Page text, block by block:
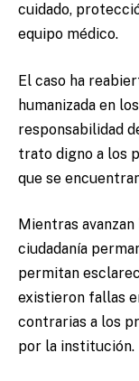
cuidado,
equipo médico.
El caso ha
humanizada en
responsabilidad
trato digno a los
que se
Mientras
ciudadanía
permitan
existieron fallas
contrarias a los
por la institución.